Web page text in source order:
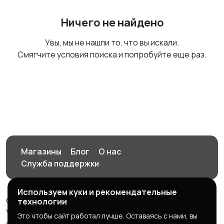
Ничего не найдено
Увы, мы не нашли то, что вы искали.
Смягчите условия поиска и попробуйте еще раз.
Магазины Блог
О нас
Служба поддержки
© 2026 Орен-АЙ - Авто | Недвижимость | Работа |
Услуги
Используем куки и рекомендательные
технологии
Это чтобы сайт работал лучше. Оставаясь с нами, вы